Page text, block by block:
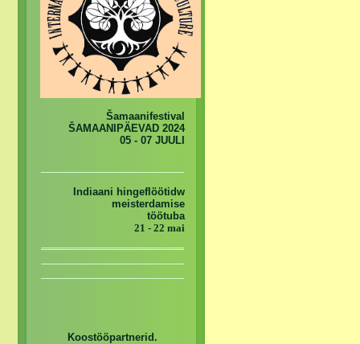
Šamaanifestival
ŠAMAANIPÄEVAD 2024
05 - 07 JUULI
Indiaani hingeflöötidw
meisterdamise
töötuba
21 - 22 mai
Koostööpartnerid.